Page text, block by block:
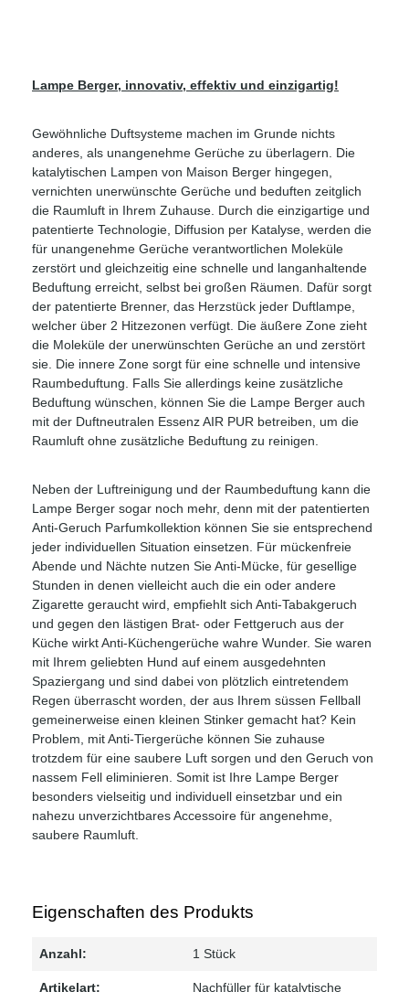
Lampe Berger, innovativ, effektiv und einzigartig!
Gewöhnliche Duftsysteme machen im Grunde nichts
anderes, als unangenehme Gerüche zu überlagern. Die
katalytischen Lampen von Maison Berger hingegen,
vernichten unerwünschte Gerüche und beduften zeitglich
die Raumluft in Ihrem Zuhause. Durch die einzigartige und
patentierte Technologie, Diffusion per Katalyse, werden die
für unangenehme Gerüche verantwortlichen Moleküle
zerstört und gleichzeitig eine schnelle und langanhaltende
Beduftung erreicht, selbst bei großen Räumen. Dafür sorgt
der patentierte Brenner, das Herzstück jeder Duftlampe,
welcher über 2 Hitzezonen verfügt. Die äußere Zone zieht
die Moleküle der unerwünschten Gerüche an und zerstört
sie. Die innere Zone sorgt für eine schnelle und intensive
Raumbeduftung. Falls Sie allerdings keine zusätzliche
Beduftung wünschen, können Sie die Lampe Berger auch
mit der Duftneutralen Essenz AIR PUR betreiben, um die
Raumluft ohne zusätzliche Beduftung zu reinigen.
Neben der Luftreinigung und der Raumbeduftung kann die
Lampe Berger sogar noch mehr, denn mit der patentierten
Anti-Geruch Parfumkollektion können Sie sie entsprechend
jeder individuellen Situation einsetzen. Für mückenfreie
Abende und Nächte nutzen Sie Anti-Mücke, für gesellige
Stunden in denen vielleicht auch die ein oder andere
Zigarette geraucht wird, empfiehlt sich Anti-Tabakgeruch
und gegen den lästigen Brat- oder Fettgeruch aus der
Küche wirkt Anti-Küchengerüche wahre Wunder. Sie waren
mit Ihrem geliebten Hund auf einem ausgedehnten
Spaziergang und sind dabei von plötzlich eintretendem
Regen überrascht worden, der aus Ihrem süssen Fellball
gemeinerweise einen kleinen Stinker gemacht hat? Kein
Problem, mit Anti-Tiergerüche können Sie zuhause
trotzdem für eine saubere Luft sorgen und den Geruch von
nassem Fell eliminieren. Somit ist Ihre Lampe Berger
besonders vielseitig und individuell einsetzbar und ein
nahezu unverzichtbares Accessoire für angenehme,
saubere Raumluft.
Eigenschaften des Produkts
Anzahl: 1 Stück
Artikelart: Nachfüller für katalytische